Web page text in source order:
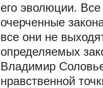
его эволюции.
очерченные
все они не
определяемых
Владимир
нравственной